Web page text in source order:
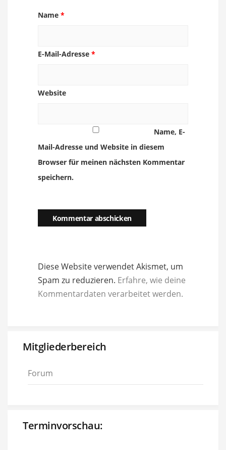
Name *
E-Mail-Adresse *
Website
Name, E-
Mail-Adresse und Website in diesem
Browser für meinen nächsten Kommentar
speichern.
Diese Website verwendet Akismet, um
Spam zu reduzieren. Erfahre, wie deine
Kommentardaten verarbeitet werden.
Mitgliederbereich
Forum
Terminvorschau: